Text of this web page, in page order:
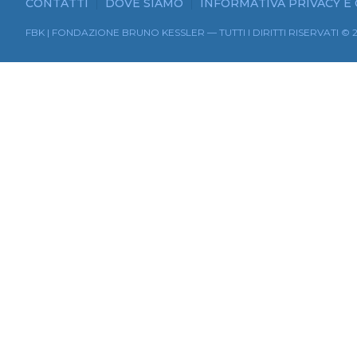
CONTATTI DOVE SIAMO INFORMATIVA PRIVACY E
FBK | FONDAZIONE BRUNO KESSLER — TUTTI I DIRITTI RISERVATI ©